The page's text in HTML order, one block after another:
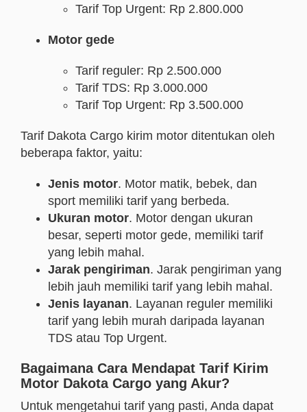
Tarif Top Urgent: Rp 2.800.000
Motor gede
Tarif reguler: Rp 2.500.000
Tarif TDS: Rp 3.000.000
Tarif Top Urgent: Rp 3.500.000
Tarif Dakota Cargo kirim motor ditentukan oleh
beberapa faktor, yaitu:
Jenis motor. Motor matik, bebek, dan
sport memiliki tarif yang berbeda.
Ukuran motor. Motor dengan ukuran
besar, seperti motor gede, memiliki tarif
yang lebih mahal.
Jarak pengiriman. Jarak pengiriman yang
lebih jauh memiliki tarif yang lebih mahal.
Jenis layanan. Layanan reguler memiliki
tarif yang lebih murah daripada layanan
TDS atau Top Urgent.
Bagaimana Cara Mendapat Tarif Kirim
Motor Dakota Cargo yang Akur?
Untuk mengetahui tarif yang pasti, Anda dapat